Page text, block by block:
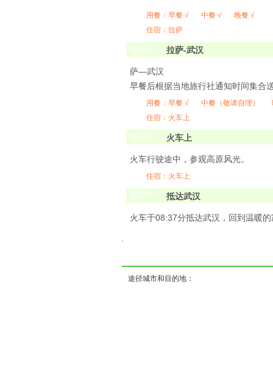
用餐： 早餐 √ 中餐 √
晚餐 √
住宿：拉萨
第10天 拉萨-武汉
萨—武汉
早餐后根据当地旅行社通知时间集合
用餐： 早餐 √ 中餐（敬请自理）
住宿：火车上
第11天 火车上
火车行驶途中，参观高原风光。
住宿：火车上
第12天 抵达武汉
火车于08:37分抵达武汉，回到温暖的
途径城市和目的地：